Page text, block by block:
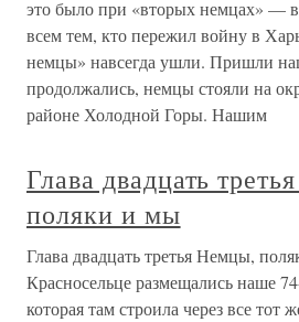
это было при «вторых немцах» —
всем тем, кто пережил войну в
немцы» навсегда ушли. Пришли
продолжались, немцы стояли на
районе Холодной Горы. Нашим
Глава двадцать
поляки и мы
Глава двадцать третья Немцы,
Красносельце размещались наше
которая там строила через все